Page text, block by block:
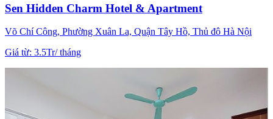
Sen Hidden Charm Hotel & Apartment
Võ Chí Công, Phường Xuân La, Quận Tây Hồ, Thủ đô Hà Nội
Giá từ: 3.5Tr/tháng